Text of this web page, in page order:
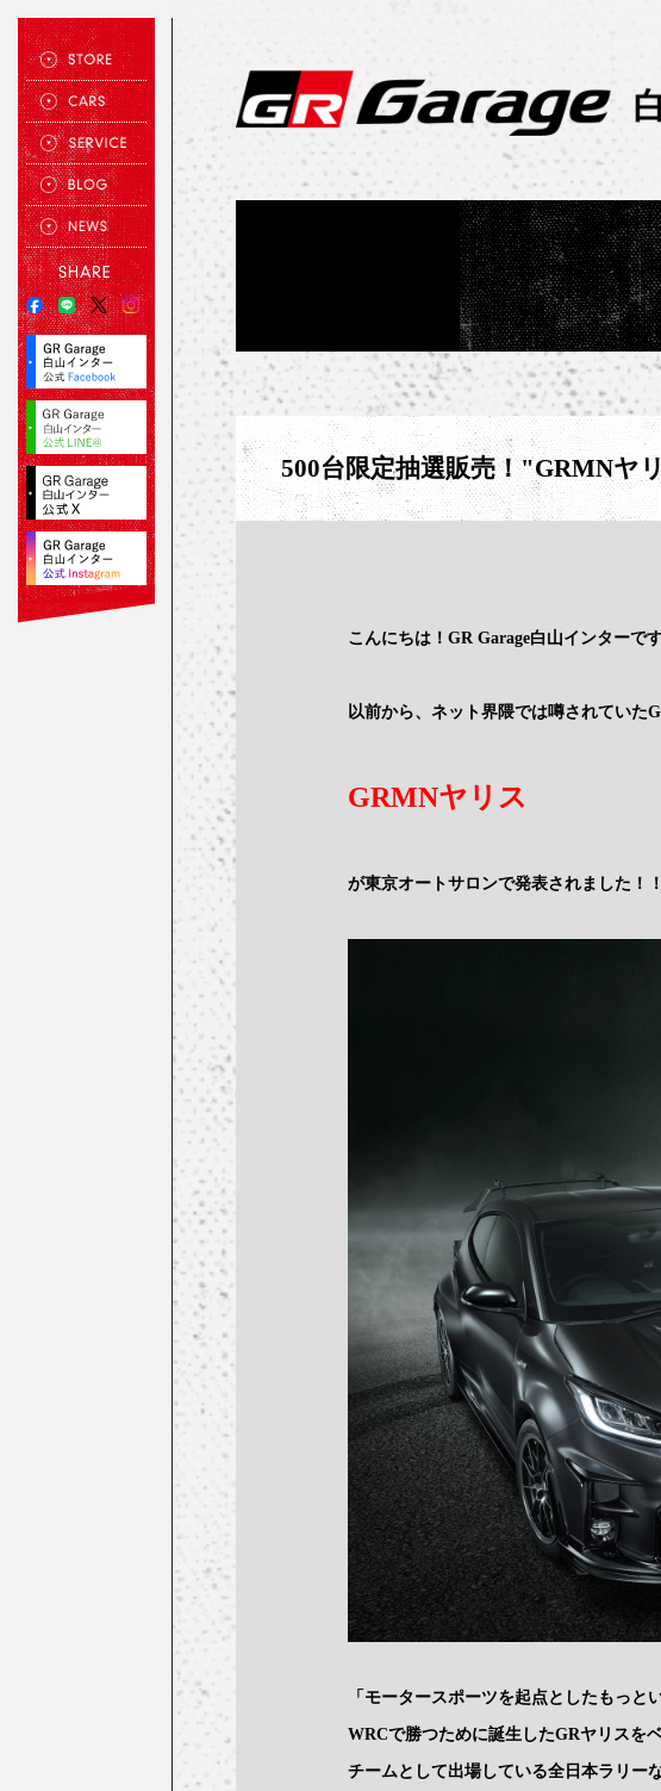
500台限定抽選販売！"GRMNヤ
こんにちは！GR Garage白山インターで
以前から、ネット界隈では噂されていた
GRMNヤリス
が東京オートサロンで発表されました！
「モータースポーツを起点としたもっと
WRCで勝つために誕生したGRヤリスを
チームとして出場している全日本ラリー